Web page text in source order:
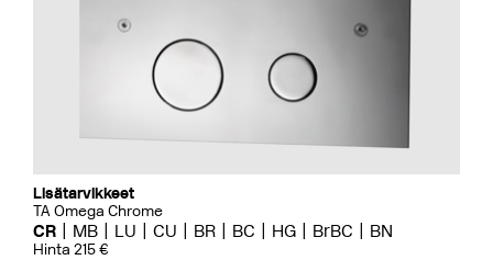
Lisätarvikkeet
TA Omega Chrome
CR MB LU CU BR BC HG BrBC BN
Hinta 215 €